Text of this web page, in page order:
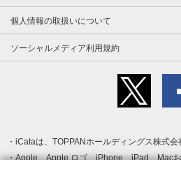
個人情報の取扱いについて
ソーシャルメディア利用規約
iCataは、TOPPANホールディングス株式会
Apple、Apple ロゴ、iPhone、iPad、Mac
登録された Apple Inc. の商標です。App